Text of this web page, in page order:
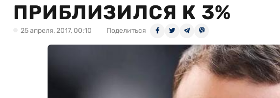
ПРИБЛИЗИЛСЯ К 3%
25 апреля, 2017, 00:10 Поделиться